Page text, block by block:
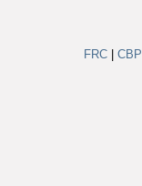
FRC СВР